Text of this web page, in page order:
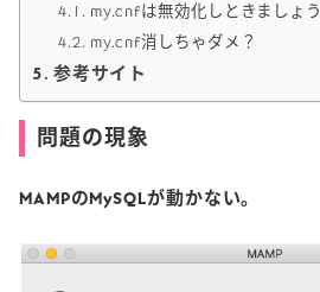
my.cnfは無効化しときましょう
my.cnf消しちゃダメ？
参考サイト
問題の現象
MAMPのMySQLが動かない。